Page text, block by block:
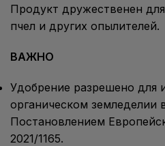
Продукт дружественен
пчел и других опылителей.
ВАЖНО
Удобрение разрешено для
органическом земледелии
Постановлением
2021/1165.